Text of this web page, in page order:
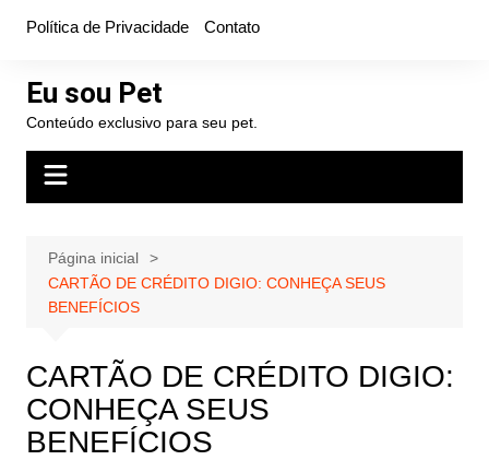
conteúdo
Política de Privacidade Contato
Eu sou Pet
Conteúdo exclusivo para seu pet.
Página inicial
CARTÃO DE CRÉDITO DIGIO: CONHEÇA SEUS
BENEFÍCIOS
CARTÃO DE CRÉDITO DIGIO:
CONHEÇA SEUS
BENEFÍCIOS